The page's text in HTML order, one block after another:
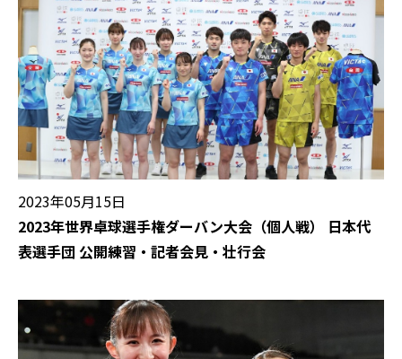
2023年05月15日
2023年世界卓球選手権ダーバン大会（個人戦） ⽇本代
表選⼿団 公開練習・記者会⾒・壮⾏会